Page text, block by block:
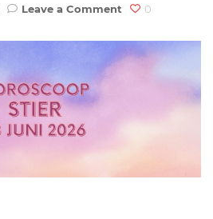
Leave a Comment on
Stier
23
0